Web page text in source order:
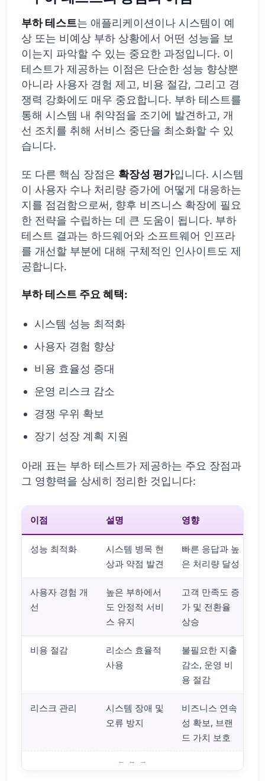
부하 테스트는 애플리케이션이나 시스템이 예
상 또는 비예상 부하 상황에서 어떤 성능을 보
이는지 파악할 수 있는 중요한 과정입니다. 이
테스트가 제공하는 이점은 단순한 성능 향상뿐
아니라 사용자 경험 제고, 비용 절감, 그리고 경
쟁력 강화에도 매우 중요합니다. 부하 테스트를
통해 시스템 내 취약점을 조기에 발견하고, 개
선 조치를 취해 서비스 중단을 최소화할 수 있
습니다.
또 다른 핵심 장점은 확장성 평가입니다. 시스템
이 사용자 수나 처리량 증가에 어떻게 대응하는
지를 점검함으로써, 향후 비즈니스 확장에 필요
한 전략을 수립하는 데 큰 도움이 됩니다. 부하
테스트 결과는 하드웨어와 소프트웨어 인프라
를 개선할 부분에 대해 구체적인 인사이트도 제
공합니다.
부하 테스트 주요 혜택:
시스템 성능 최적화
사용자 경험 향상
비용 효율성 증대
운영 리스크 감소
경쟁 우위 확보
장기 성장 계획 지원
아래 표는 부하 테스트가 제공하는 주요 장점과
그 영향력을 상세히 정리한 것입니다:
이점 설명 영향
성능 최적화
시스템 병목 현
상과 약점 발견
빠른 응답과 높
은 처리량 달성
사용자 경험 개
선
높은 부하에서
도 안정적 서비
스 유지
고객 만족도 증
가 및 전환율
상승
비용 절감
리소스 효율적
사용
불필요한 지출
감소, 운영 비
용 절감
리스크 관리
시스템 장애 및
오류 방지
비즈니스 연속
성 확보, 브랜
드 가치 보호